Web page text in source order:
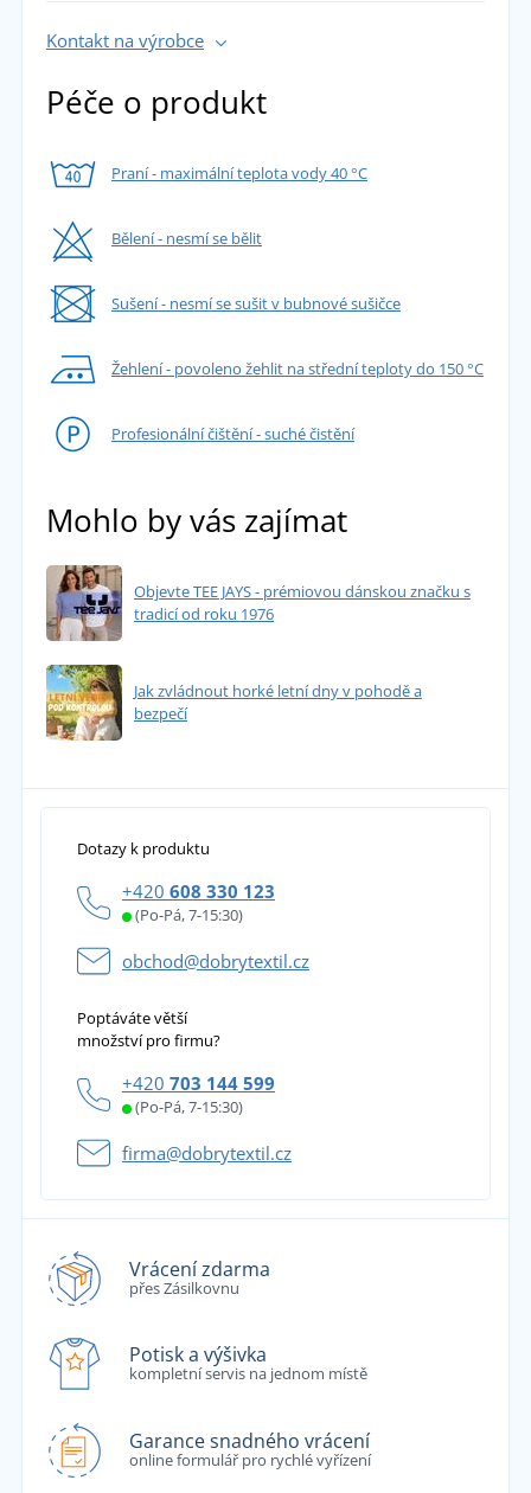
Kontakt na výrobce
Péče o produkt
Praní - maximální teplota vody 40 °C
Bělení - nesmí se bělit
Sušení - nesmí se sušit v bubnové sušičce
Žehlení - povoleno žehlit na střední teploty do 150 °C
Profesionální čištění - suché čistění
Mohlo by vás zajímat
Objevte TEE JAYS - prémiovou dánskou značku s
tradicí od roku 1976
Jak zvládnout horké letní dny v pohodě a
bezpečí
Dotazy k produktu
+420 608 330 123
(Po-Pá, 7-15:30)
obchod@dobrytextil.cz
Poptáváte větší
množství pro firmu?
+420 703 144 599
(Po-Pá, 7-15:30)
firma@dobrytextil.cz
Vrácení zdarma
přes Zásilkovnu
Potisk a výšivka
kompletní servis na jednom místě
Garance snadného vrácení
online formulář pro rychlé vyřízení